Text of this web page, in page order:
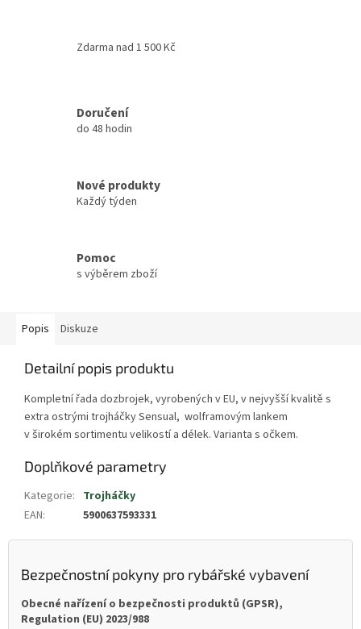
Zdarma nad 1 500 Kč
Doručení
do 48 hodin
Nové produkty
Každý týden
Pomoc
s výběrem zboží
Popis Diskuze
Detailní popis produktu
Kompletní řada dozbrojek, vyrobených v EU, v nejvyšší kvalitě s
extra ostrými trojháčky Sensual, wolframovým lankem
v širokém sortimentu velikostí a délek. Varianta s očkem.
Doplňkové parametry
Kategorie: Trojháčky
EAN: 5900637593331
Bezpečnostní pokyny pro rybářské vybavení
Obecné nařízení o bezpečnosti produktů (GPSR),
Regulation (EU) 2023/988